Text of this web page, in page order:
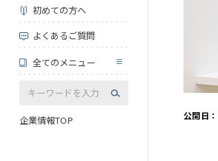
初めての方へ
よくあるご質問
全てのメニュー
企業情報TOP 公開日：